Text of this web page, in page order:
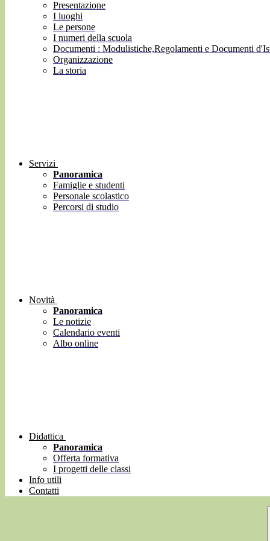
Presentazione
I luoghi
Le persone
I numeri della scuola
Documenti : Modulistiche,Regolamenti e Documenti
Organizzazione
La storia
Servizi
Panoramica
Famiglie e studenti
Personale scolastico
Percorsi di studio
Novità
Panoramica
Le notizie
Calendario eventi
Albo online
Didattica
Panoramica
Offerta formativa
I progetti delle classi
Info utili
Contatti